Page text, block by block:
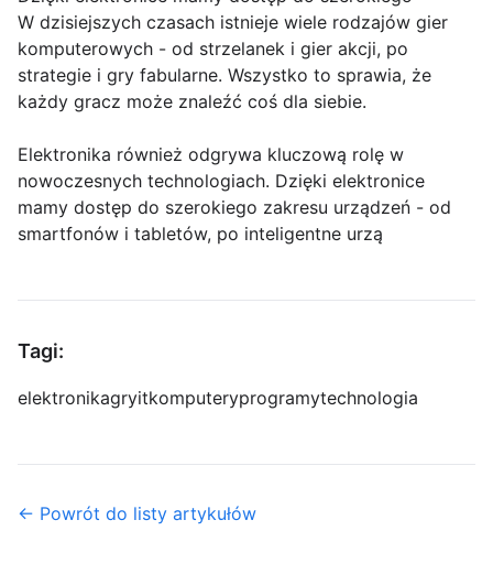
W dzisiejszych czasach istnieje wiele rodzajów gier
komputerowych - od strzelanek i gier akcji, po
strategie i gry fabularne. Wszystko to sprawia, że
każdy gracz może znaleźć coś dla siebie.
Elektronika również odgrywa kluczową rolę w
nowoczesnych technologiach. Dzięki elektronice
mamy dostęp do szerokiego zakresu urządzeń - od
smartfonów i tabletów, po inteligentne urzą
Tagi:
elektronikagryitkomputeryprogramytechnologia
← Powrót do listy artykułów